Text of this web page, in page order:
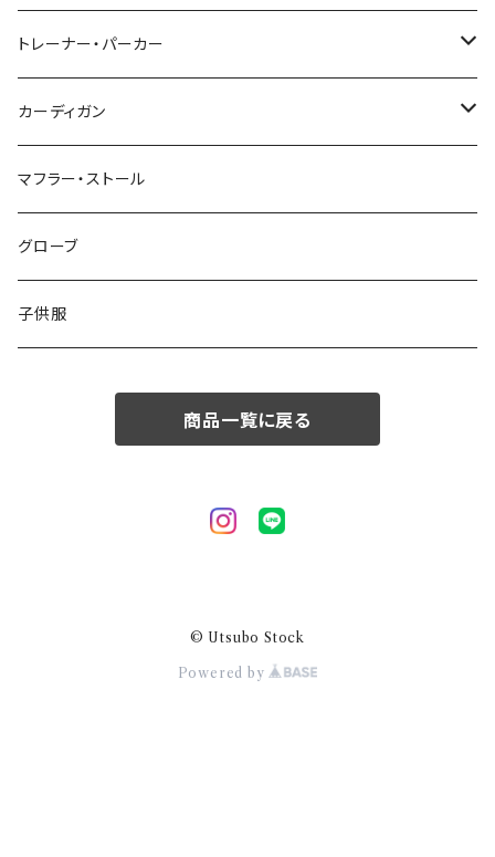
48/L
50/XL～
46/M
48/L
50/XL～
～44/S
46/M
48/L
50/XL～
トレーナー・パーカー
～44/S
46/M
48/L
50/XL～
カーディガン
～44/S
46/M
48/L
マフラー・ストール
グローブ
子供服
商品一覧に戻る
© Utsubo Stock
Powered by